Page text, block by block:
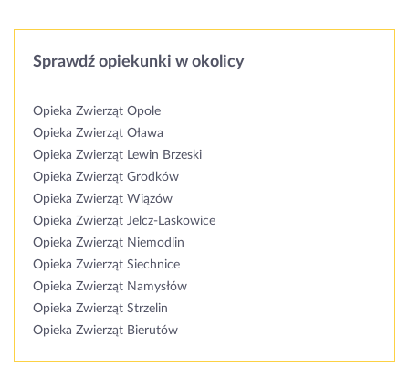
Sprawdź opiekunki w okolicy
Opieka Zwierząt Opole
Opieka Zwierząt Oława
Opieka Zwierząt Lewin Brzeski
Opieka Zwierząt Grodków
Opieka Zwierząt Wiązów
Opieka Zwierząt Jelcz-Laskowice
Opieka Zwierząt Niemodlin
Opieka Zwierząt Siechnice
Opieka Zwierząt Namysłów
Opieka Zwierząt Strzelin
Opieka Zwierząt Bierutów